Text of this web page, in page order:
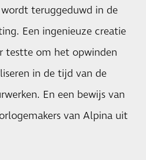
teruggeduwd in de
Een ingenieuze creatie
testte om het opwinden
in de tijd van de
En een bewijs van
van Alpina uit